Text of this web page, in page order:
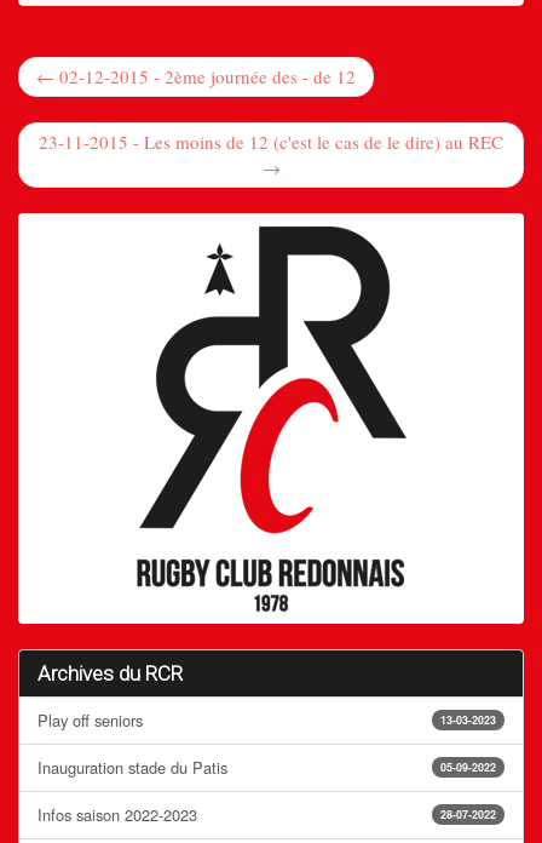
← 02-12-2015 - 2ème journée des - de 12
23-11-2015 - Les moins de 12 (c'est le cas de le dire) au REC
→
Archives du RCR
13-03-2023
Play off seniors
05-09-2022
Inauguration stade du Patis
28-07-2022
Infos saison 2022-2023